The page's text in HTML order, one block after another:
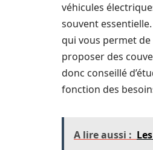
véhicules
souvent
qui vous permet
proposer des
donc conseillé
fonction des
A lire aussi :